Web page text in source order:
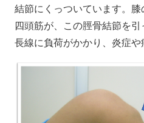
結節にくっついています。
四頭筋が、この脛骨結節を
長線に負荷がかかり、炎症や